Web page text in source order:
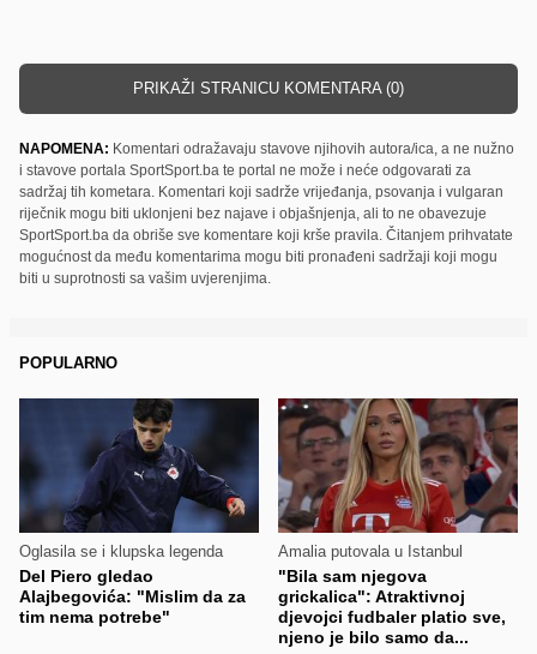
PRIKAŽI STRANICU KOMENTARA (0)
NAPOMENA: Komentari odražavaju stavove njihovih autora/ica, a ne nužno
i stavove portala SportSport.ba te portal ne može i neće odgovarati za
sadržaj tih kometara. Komentari koji sadrže vrijeđanja, psovanja i vulgaran
riječnik mogu biti uklonjeni bez najave i objašnjenja, ali to ne obavezuje
SportSport.ba da obriše sve komentare koji krše pravila. Čitanjem prihvatate
mogućnost da među komentarima mogu biti pronađeni sadržaji koji mogu
biti u suprotnosti sa vašim uvjerenjima.
POPULARNO
Oglasila se i klupska legenda
Del Piero gledao
Alajbegovića: "Mislim da za
tim nema potrebe"
Amalia putovala u Istanbul
"Bila sam njegova
grickalica": Atraktivnoj
djevojci fudbaler platio sve,
njeno je bilo samo da...